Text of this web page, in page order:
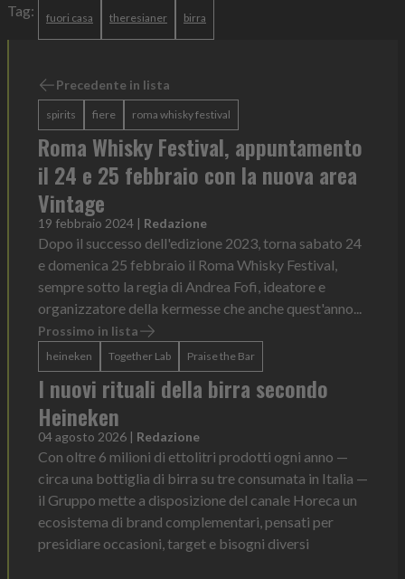
Tag: fuori casa theresianer birra
Precedente in lista
spirits fiere roma whisky festival
Roma Whisky Festival, appuntamento
il 24 e 25 febbraio con la nuova area
Vintage
19 febbraio 2024 | Redazione
Dopo il successo dell'edizione 2023, torna sabato 24
e domenica 25 febbraio il Roma Whisky Festival,
sempre sotto la regia di Andrea Fofi, ideatore e
organizzatore della kermesse che anche quest'anno...
Prossimo in lista
heineken Together Lab Praise the Bar
I nuovi rituali della birra secondo
Heineken
04 agosto 2026 | Redazione
Con oltre 6 milioni di ettolitri prodotti ogni anno —
circa una bottiglia di birra su tre consumata in Italia —
il Gruppo mette a disposizione del canale Horeca un
ecosistema di brand complementari, pensati per
presidiare occasioni, target e bisogni diversi